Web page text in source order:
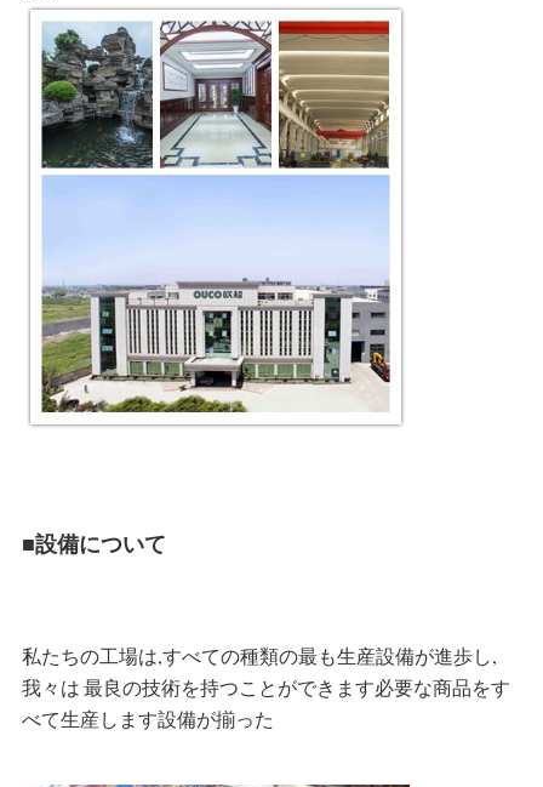
■設備について
私たちの工場は,すべての種類の最も生産設備が進歩し,
我々は最良の技術を持つことができます必要な商品をす
べて生産します設備が揃った